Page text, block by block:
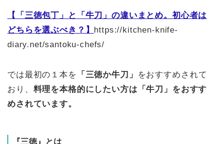
【「三徳包丁」と「牛刀」の違いまとめ。初心者は
どちらを選ぶべき？】 https://kitchen-knife-
diary.net/santoku-chefs/
では最初の１本を 「三徳か牛刀」
をおすすめされて
おり、 料理を本格的にしたい方は「牛刀」をおすす
めされています。
『三徳』とは